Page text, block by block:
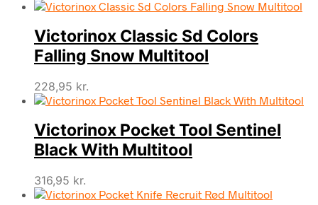
Victorinox Classic Sd Colors
Falling Snow Multitool
228,95 kr.
Victorinox Pocket Tool Sentinel
Black With Multitool
316,95 kr.